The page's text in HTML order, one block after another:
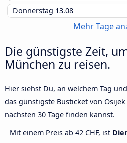
Donnerstag 13.08
Mehr Tage
Die günstigste Zeit,
München zu reisen.
Hier siehst Du, an welchem Tag
das günstigste Busticket von
nächsten 30 Tage finden kannst.
Mit einem Preis ab 42 CHF, ist